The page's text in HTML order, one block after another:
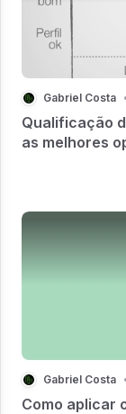
Gabriel Costa
Qualificação
as melhores
Gabriel Costa
Como aplicar